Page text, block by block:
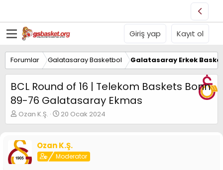
Giriş yap Kayıt ol
Forumlar Galatasaray Basketbol Galatasaray Erkek
BCL Round of 16 | Telekom Baskets Bonn
89-76 Galatasaray Ekmas
K
o
u
y
u
Ozan K.Ş.
B
a
l
a
n
20 Ocak 2024
Ozan K.Ş.
Moderator